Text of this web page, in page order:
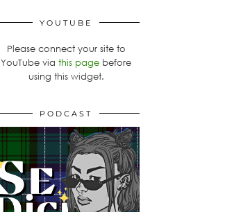
YOUTUBE
Please connect your site to
YouTube viathis page before
using this widget.
PODCAST